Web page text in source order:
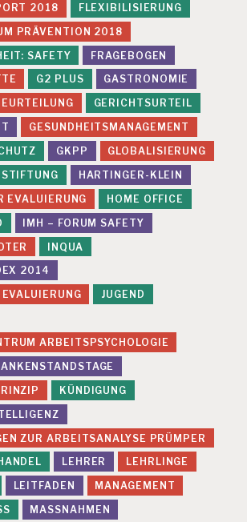
2018
FLEXIBILISIERUNG
PRÄVENTION 2018
SAFETY
FRAGEBOGEN
G2 PLUS
GASTRONOMIE
GERICHTSURTEIL
GESUNDHEITSMANAGEMENT
GKPP
GLOBALISIERUNG
HARTINGER-KLEIN
EVALUIERUNG
HOME OFFICE
IMH – FORUM SAFETY
INQUA
2014
JUGEND
ARBEITSPSYCHOLOGIE
KÜNDIGUNG
ZUR ARBEITSANALYSE PRÜMPER
LEHRER
LEHRLINGE
LEITFADEN
MANAGEMENT
MASSNAHMEN